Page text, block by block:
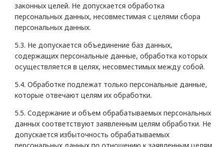
законных целей. Не допускается обработка
персональных данных, несовместимая с целями сбора
персональных данных.
5.3. Не допускается объединение баз данных,
содержащих персональные данные, обработка которых
осуществляется в целях, несовместимых между собой.
5.4. Обработке подлежат только персональные данные,
которые отвечают целям их обработки.
5.5. Содержание и объем обрабатываемых персональных
данных соответствуют заявленным целям обработки. Не
допускается избыточность обрабатываемых